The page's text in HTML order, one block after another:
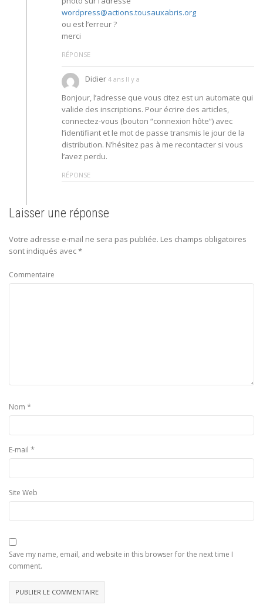
wordpress@actions.tousauxabris.org
ou est l’erreur ?
merci
RÉPONSE
Didier 4 ans Il y a
Bonjour, l’adresse que vous citez est un automate qui
valide des inscriptions. Pour écrire des articles,
connectez-vous (bouton “connexion hôte”) avec
l’identifiant et le mot de passe transmis le jour de la
distribution. N’hésitez pas à me recontacter si vous
l’avez perdu.
RÉPONSE
Laisser une réponse
Votre adresse e-mail ne sera pas publiée. Les champs obligatoires
sont indiqués avec*
Commentaire
Nom *
E-mail *
Site Web
Save my name, email, and website in this browser for the next time I
comment.